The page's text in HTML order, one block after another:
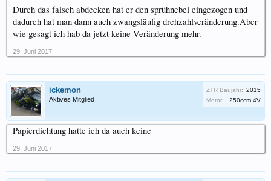
Durch das falsch abdecken hat er den sprühnebel eingezogen und
dadurch hat man dann auch zwangsläufig drehzahlveränderung.Aber
wie gesagt ich hab da jetzt keine Veränderung mehr.
29. Juni 2017
ickemon
Aktives Mitglied
ZTR Baujahr: 2015
Motor:
250ccm 4V
Papierdichtung hatte ich da auch keine
29. Juni 2017